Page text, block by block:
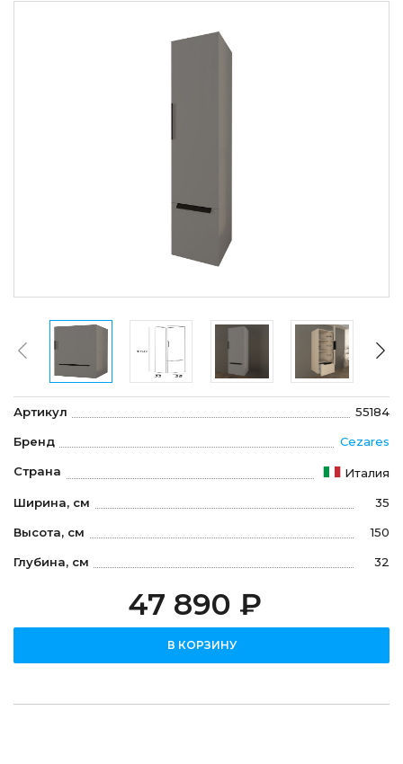
Артикул 55184
Бренд Cezares
Страна Италия
Ширина, см 35
Высота, см 150
Глубина, см 32
47 890 ₽
В КОРЗИНУ